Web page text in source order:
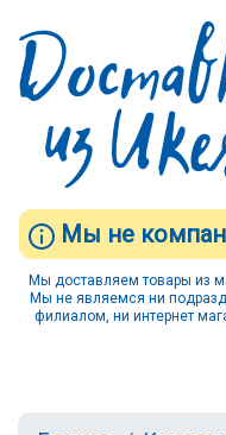
Мы не
Мы доставляем товары из
Мы не являемся ни
филиалом, ни интернет